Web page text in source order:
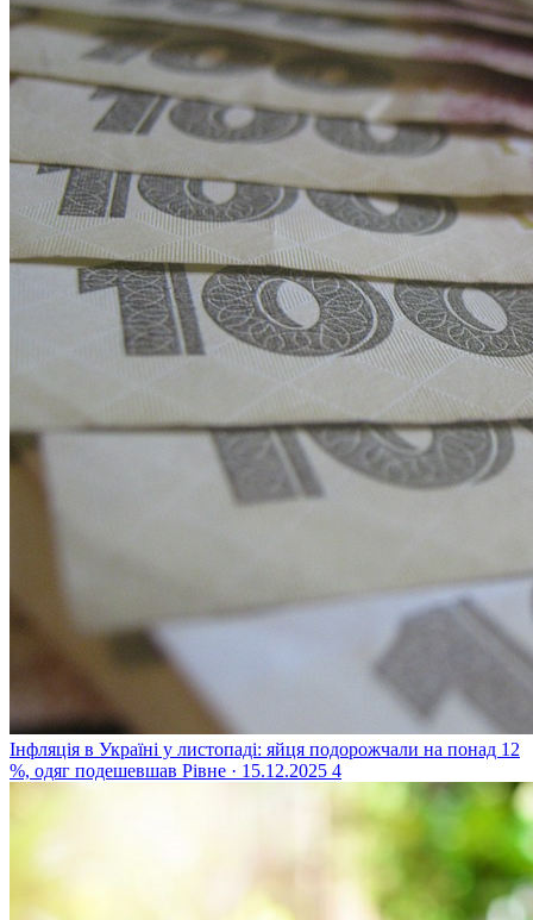
Інфляція в Україні у листопаді: яйця подорожчали на понад 12
%, одяг подешевшав Рівне · 15.12.2025 4